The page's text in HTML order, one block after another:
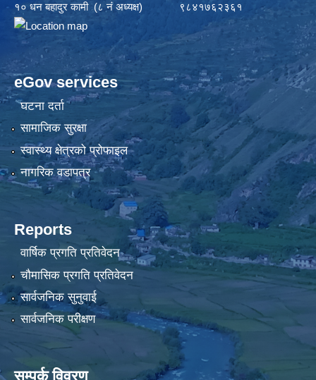
१० धन बहादुर कामी (८ नं अध्यक्ष) ९८४१७६२३६१
eGov services
घटना दर्ता
सामाजिक सुरक्षा
स्वास्थ्य क्षेत्रको प्रोफाइल
नागरिक वडापत्र
Reports
वार्षिक प्रगति प्रतिवेदन
चौमासिक प्रगति प्रतिवेदन
सार्वजनिक सुनुवाई
सार्वजनिक परीक्षण
सम्पर्क विवरण